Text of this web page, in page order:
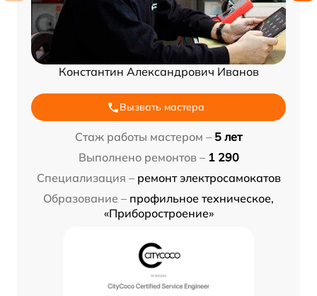
Константин Александрович Иванов
Вызвать мастера
Стаж работы мастером – 5 лет
Выполнено ремонтов – 1 290
Специализация – ремонт электросамокатов
Образование – профильное техническое,
«Приборостроение»